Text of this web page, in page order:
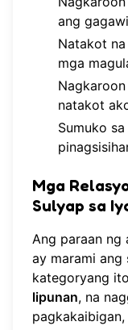
ang
Natakot
mga
natakot
Sumuko
Mga
Sulyap sa
Ang paraan ng
ay marami ang
kategoryang
lipunan, na